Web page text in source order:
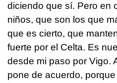
diciendo que sí. Pero en
niños, que son los que
que es cierto, que
fuerte por el Celta. Es
desde mi paso por Vigo.
pone de acuerdo,